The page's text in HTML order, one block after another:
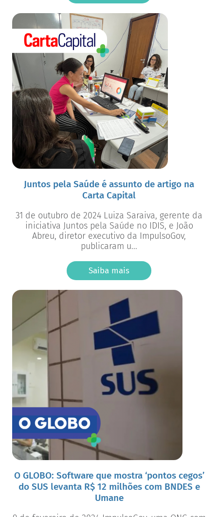
Juntos pela Saúde é assunto de artigo na
Carta Capital
31 de outubro de 2024 Luiza Saraiva, gerente da
iniciativa Juntos pela Saúde no IDIS, e João
Abreu, diretor executivo da ImpulsoGov,
publicaram u...
Saiba mais
O GLOBO: Software que mostra ‘pontos cegos’
do SUS levanta R$ 12 milhões com BNDES e
Umane